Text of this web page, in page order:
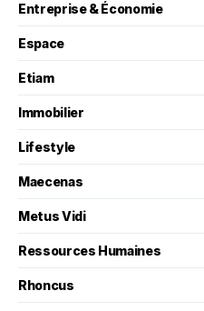
Entreprise & Économie
Espace
Etiam
Immobilier
Lifestyle
Maecenas
Metus Vidi
Ressources Humaines
Rhoncus